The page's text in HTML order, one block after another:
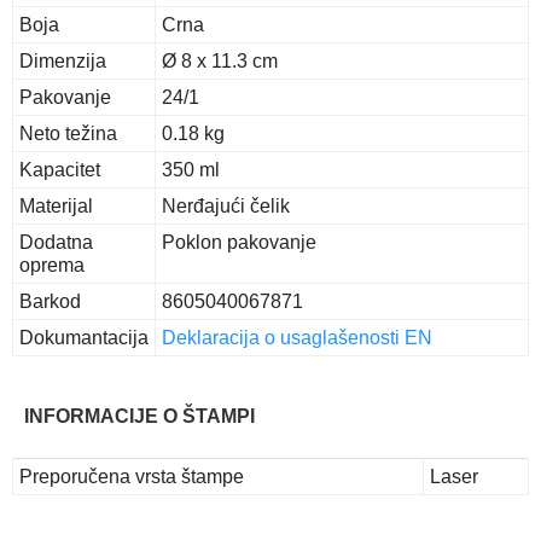
Boja
Crna
Dimenzija
Ø 8 x 11.3 cm
Pakovanje
24/1
Neto težina
0.18 kg
Kapacitet
350 ml
Materijal
Nerđajući čelik
Dodatna
oprema
Poklon pakovanje
Barkod
8605040067871
Dokumantacija
Deklaracija o usaglašenosti EN
INFORMACIJE O ŠTAMPI
Preporučena vrsta štampe Laser